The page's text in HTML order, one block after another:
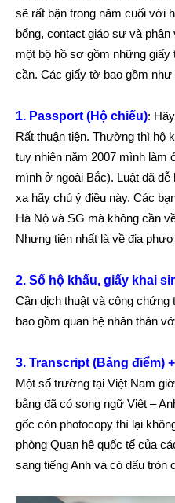
sẽ rất bận trong năm cuối với
bổng, contact giáo sư và
một bộ hồ sơ gồm những giấy
cần. Các giấy tờ bao gồm như
1. Passport (Hộ chiếu):
Rất thuận tiện. Thường thì hộ
tuy nhiên năm 2007 mình làm
mình ở ngoài Bắc). Luật đã
xa hãy chú ý điều này. Các
Hà Nộ và SG mà không cần
Nhưng tiện nhất là về địa
2. Sổ hộ khẩu, giấy khai
Cần dịch thuật và công chứng
bao gồm quan hệ nhân thân
3. Transcript (Bảng điểm)
Một số trường tại Việt Nam
bằng đã có song ngữ Việt –
gốc còn photocopy thì lại
phòng Quan hệ quốc tế của
sang tiếng Anh và có dấu tròn